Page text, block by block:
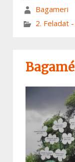
Bagameri
2. Feladat